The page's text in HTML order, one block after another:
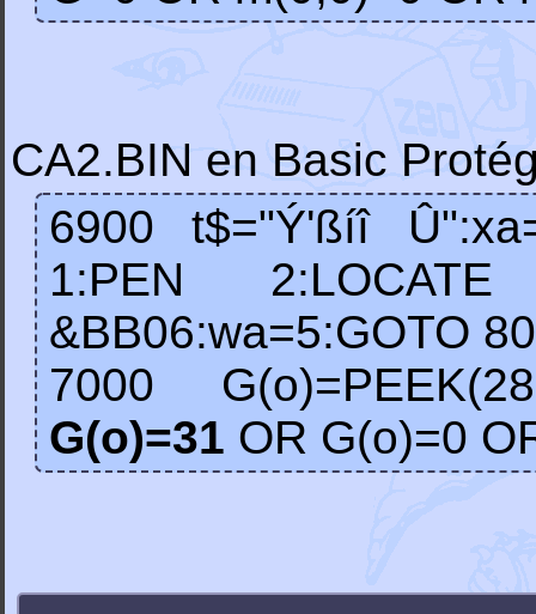
CA2.BIN en Basic
6900 t$="Ý'ßíî
1:PEN 2:LOCATE
&BB06:wa=5:GOTO
7000
G(o)=31 OR G(o)=0